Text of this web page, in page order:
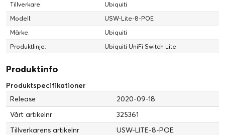
Tillverkare:
Ubiquiti
Modell:
USW-Lite-8-POE
Märke:
Ubiquiti
Produktlinje:
Ubiquiti UniFi Switch Lite
Produktinfo
Produktspecifikationer
Release
2020-09-18
Vårt artikelnr
325361
Tillverkarens artikelnr
USW-LITE-8-POE